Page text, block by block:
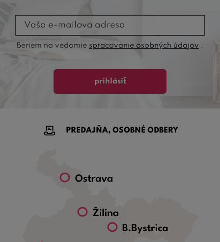
Vaša e-mailová adresa
prihlásiť
Beriem na vedomie spracovanie osobných údajov .
PREDAJŇA, OSOBNÉ ODBERY